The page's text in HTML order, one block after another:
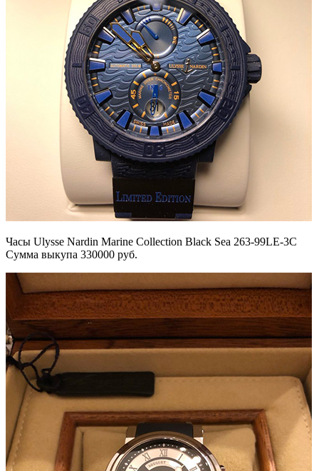
Часы Ulysse Nardin Marine Collection Black Sea 263-99LE-3C
Сумма выкупа 330000 руб.